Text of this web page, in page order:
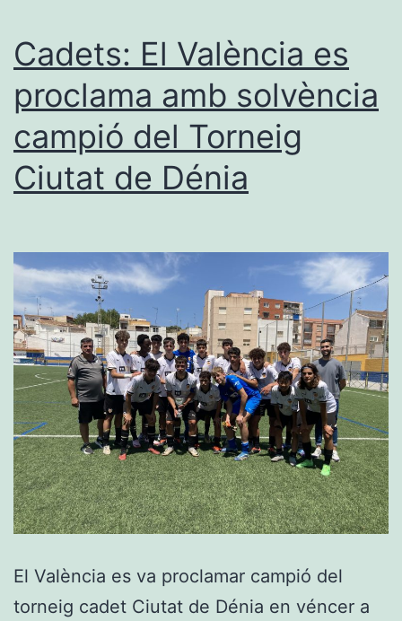
les
eleccions
del
CD
Dénia
Cadets: El València es
proclama amb solvència
campió del Torneig
Ciutat de Dénia
El València es va proclamar campió del
torneig cadet Ciutat de Dénia en véncer a